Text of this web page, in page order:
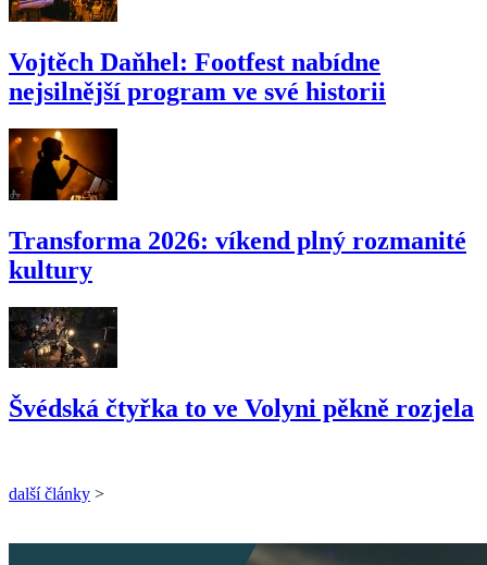
Vojtěch Daňhel: Footfest nabídne
nejsilnější program ve své historii
Transforma 2026: víkend plný rozmanité
kultury
Švédská čtyřka to ve Volyni pěkně rozjela
další články >